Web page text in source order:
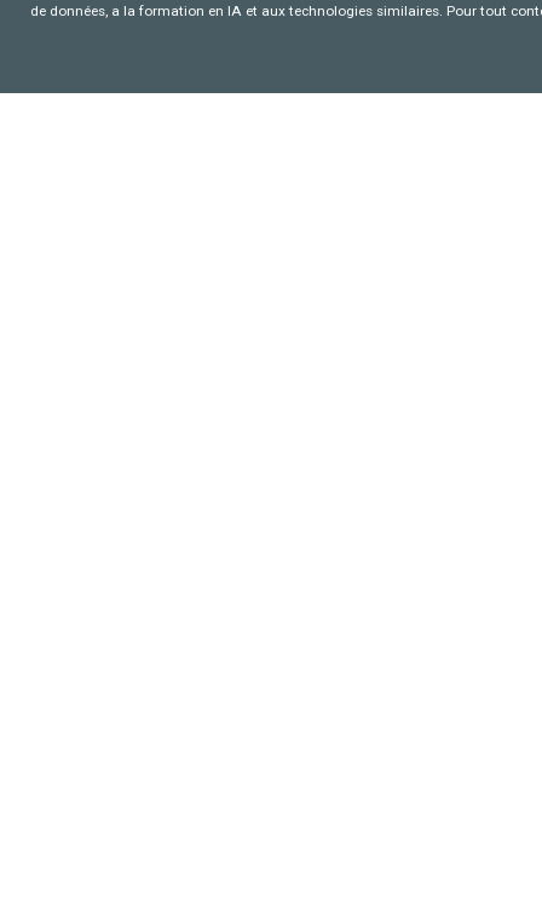
de données, a la formation en IA et aux technologies similaires. Pour tout